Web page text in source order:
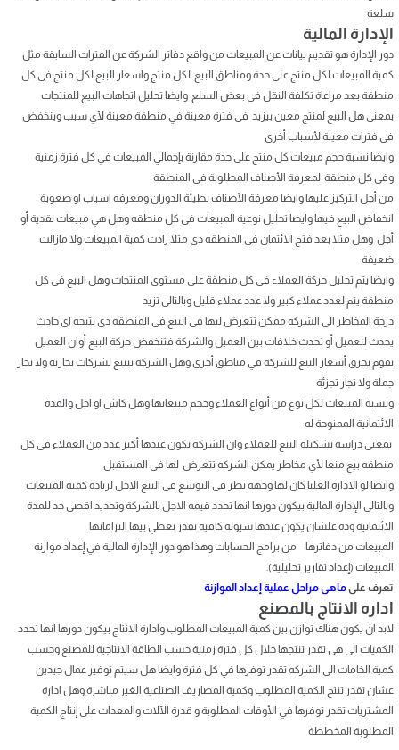
سلعة
الإدارة المالية
دور الإدارة هو تقديم بيانات عن المبيعات من واقع دفاتر الشركة عن الفترات السابقة مثل
كمية المبيعات لكل منتج على حدة ومناطق البيع لكل منتج واسعار البيع لكل منتج فى كل
منطقة بعد مراعاة تكلفة النقل فى بعض السلع وايضا تحليل اتجاهات البيع للمنتجات
بمعنى هل البيع لمنتج معين بيزيد فى فترة معينة في منطقة معينة لأي سبب وينخفض
فى فترات معينة لأسباب أخرى
وايضا نسبة حجم مبيعات كل منتج على حدة مقارنة بإجمالي المبيعات في كل فترة زمنية
وفي كل منطقة لمعرفة الأصناف المطلوبة فى المنطقة
من أجل التركيز عليها وايضا معرفة الأصناف بطيئة الدوران ومعرفه اسباب او صعوبة
انخفاض البيع فيها وايضا تحليل نوعية المبيعات فى كل منطقه وهل هي مبيعات نقدية أو
أجل وهل مثلا بعد فتح الائتمان فى المنطقه دى مثلا زادت كمية المبيعات ولا مازالت
ضعيفة
وايضا يتم تحليل حركة العملاء فى كل منطقة على مستوى المنتجات وهل البيع فى كل
منطقة يتم لعدد عملاء كبير ولا عدد عملاء قليل وبالتالى تزيد
درجة المخاطر الى الشركه ممكن تتعرض ليها فى البيع فى المنطقه دى نتيجه اى حادث
يحدث للعميل أو تحدث خلافات بين العميل والشركة فتنخفض حركة البيع أوان العميل
يقوم بحرق أسعار البيع للشركة في مناطق أخرى وهل الشركة بتبيع لشركات تجارية ولا تجار
جملة ولا تجار تجزئة
ونسبة المبيعات لكل نوع من أنواع العملاء وحجم مبيعاتها وهل كاش او اجل والمدة
الائتمانية الممنوحة له
بمعنى دراسة تشكيله البيع للعملاء وان الشركه يكون عندها أكبر عدد من العملاء فى كل
منطقه بيع منعا لأي مخاطر يمكن الشركه تتعرض لها فى المستقبل
وايضا لو الاداره العليا كان لها وجهة نظر فى التوسع فى البيع الاجل لزيادة كمية المبيعات
وبالتالى الإدارة المالية بيكون دورها انها تحدد قيمه الاجل بالشركة وتحديد اقصى حد للمدة
الائتمانية وده علشان يكون عندها سيوله كافيه تقدر تغطي بيها التزاماتها
المبيعات من دفاترها – من برامج الحسابات وهذا هو دور الإدارة المالية في إعداد موازنة
المبيعات (إعداد تقارير تحليلية).
تعرف على ماهى مراحل عملية إعداد الموازنة
اداره الانتاج بالمصنع
لابد ان يكون هناك توازن بين كمية المبيعات المطلوب وادارة الانتاج بيكون دورها انها تحدد
الكميات الى هى تقدر تنتجها خلال كل فترة زمنية حسب الطاقة الانتاجية للمصنع وحسب
كمية الخامات الى الشركه تقدر توفرها في كل فترة وايضا هل سيتم توفير عمال جيدين
عشان تقدر تنتج الكمية المطلوب وكمية المصاريف الصناعية الغير مباشرة وهل ادارة
المشتريات تقدر توفرها في الأوقات المطلوبة و قدرة الآلات والمعدات على إنتاج الكمية
المطلوبة المخططة